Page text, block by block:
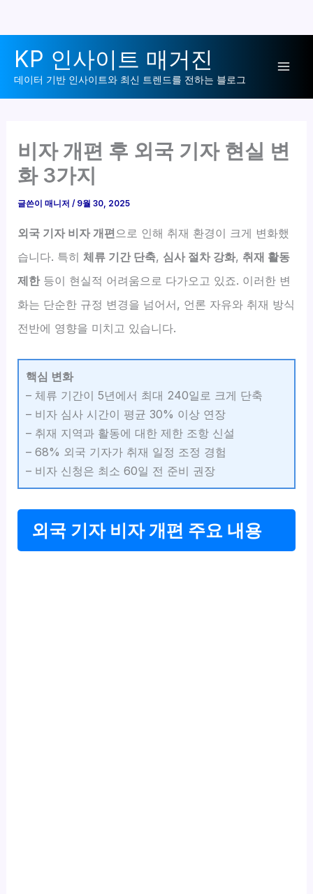
로
KP 인사이트 매거진
데이터 기반 인사이트와 최신 트렌드를 전하는 블로그
비자 개편 후 외국 기자 현실 변
화 3가지
글쓴이매니저/ 9월 30, 2025
외국 기자 비자 개편으로 인해 취재 환경이 크게 변화했
습니다. 특히체류 기간 단축, 심사 절차 강화, 취재 활동
제한등이 현실적 어려움으로 다가오고 있죠. 이러한 변
화는 단순한 규정 변경을 넘어서, 언론 자유와 취재 방식
전반에 영향을 미치고 있습니다.
핵심 변화
– 체류 기간이 5년에서 최대 240일로 크게 단축
– 비자 심사 시간이 평균 30% 이상 연장
– 취재 지역과 활동에 대한 제한 조항 신설
– 68% 외국 기자가 취재 일정 조정 경험
– 비자 신청은 최소 60일 전 준비 권장
외국 기자 비자 개편 주요 내용